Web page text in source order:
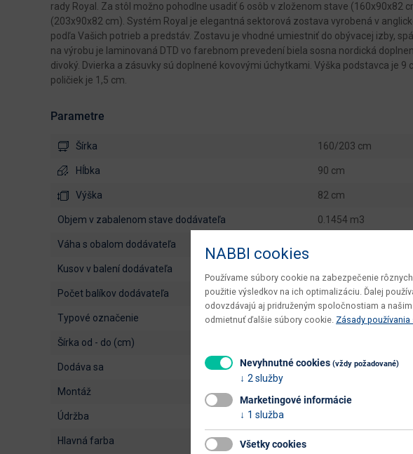
rady Royal. Za stôl možno pohodlne usadiť 6 osôb v zloženom stave (160x90x82
(203x90x82 cm). Systém Royal je elegantná sektorová zostava vyrobená v
podľa Vašich potrieb a predstáv. Zostavu je vhodné umiestniť do obývacej izby,
na výrobu je laminovaná DTD vo farebnom prevedení biela sosna nordická
divoký. Dvierka a zásuvky sú doplnené kovovými úchytkami. Výška podstavca je
poličiek je 1,5 cm.
Parametre
Šírka 160/203 cm
Hĺbka 90 cm
Výška 82 cm
objem v zabalenom stave dodávateľa 0.1454 m3
váha s obalom dodávateľa
kusov v balení dodávateľa
počet balíkov dodávateľa 3 ks
typové označenie Royal ST
šírka od - do (cm)
dodáva sa v demonte
montáž
údržba
hlavná farba
NABBI cookies
Používame súbory cookie na zabezpečenie
použitie výsledkov na ich optimalizáciu. Ďalej
odovzdávajú aj pridruženým spoločnostiam a
odmietnuť ďalšie súbory cookie. Zásady
Nevyhnutné cookies (vždy požadované)
2 služby
Marketingové informácie
1 služba
Všetky cookies